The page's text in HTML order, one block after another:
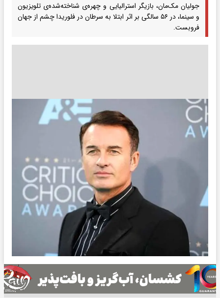
جولیان مک‌مان، بازیگر استرالیایی و چهره‌ی شناخته‌شده‌ی تلویزیون
و سینما، در ۵۶ سالگی بر اثر ابتلا به سرطان در فلوریدا چشم از جهان
فروبست.